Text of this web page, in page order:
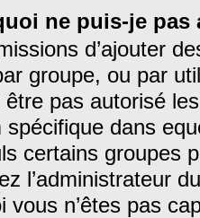
ne puis-je
d’ajouter
groupe, ou par
être pas autorisé
spécifique dans
certains groupes
l’administrateur
vous n’êtes pas